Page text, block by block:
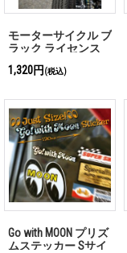
モーターサイクル ブ
ラック ライセンス
Custom Cycle Shop
1,320円(税込)
Go with MOON プリズ
ムステッカー Sサイ